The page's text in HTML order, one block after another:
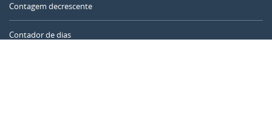
Contagem decrescente
Contador de dias